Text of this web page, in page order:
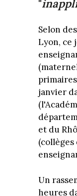
"
Selon
Lyon, ce
janvier
et du
(collèges
Un
heures